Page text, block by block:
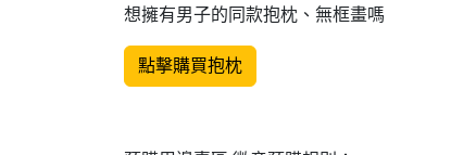
想擁有男子的同款抱枕、無框畫嗎
點擊購買抱枕